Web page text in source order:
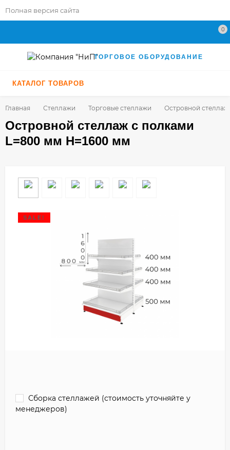
Полная версия сайта
0
ТОРГОВОЕ ОБОРУДОВАНИЕ
КАТАЛОГ ТОВАРОВ
Главная Стеллажи Торговые стеллажи Островной стеллаж
Островной стеллаж с полками
L=800 мм H=1600 мм
SALE!
Сборка стеллажей (стоимость уточняйте у
менеджеров)